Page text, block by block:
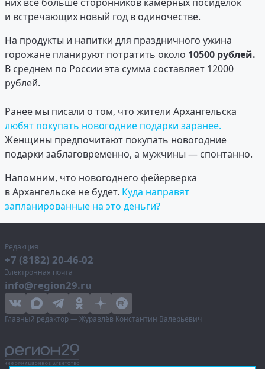
и встречающих новый год в одиночестве.
На продукты и напитки для праздничного ужина
горожане планируют потратить около 10500 рублей.
В среднем по России эта сумма составляет 12000
рублей.
Ранее мы писали о том, что жители Архангельска
любят покупать новогодние подарки заранее.
Женщины предпочитают покупать новогодние
подарки заблаговременно, а мужчины — спонтанно.
Напомним, что новогоднего фейерверка
в Архангельске не будет. Куда направят
запланированные на это деньги?
Редакция
+7 (8182) 20-46-02
Электронная почта
info@region29.ru
Главный редактор — Журавлёв Константин Валерьевич